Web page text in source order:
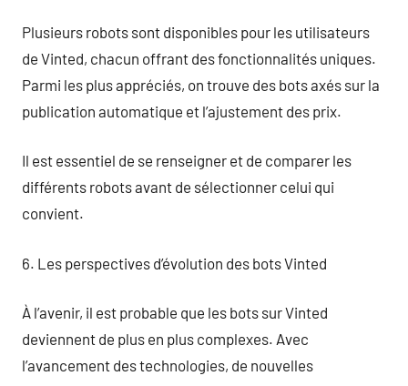
Plusieurs robots sont disponibles pour les utilisateurs
de Vinted, chacun offrant des fonctionnalités uniques.
Parmi les plus appréciés, on trouve des bots axés sur la
publication automatique et l’ajustement des prix.
Il est essentiel de se renseigner et de comparer les
différents robots avant de sélectionner celui qui
convient.
6. Les perspectives d’évolution des bots Vinted
À l’avenir, il est probable que les bots sur Vinted
deviennent de plus en plus complexes. Avec
l’avancement des technologies, de nouvelles